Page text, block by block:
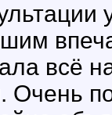
всё
Очень